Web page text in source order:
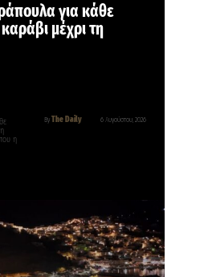
για κάθε
μέχρι τη
By The Daily 6 Αυγούστου, 2026
η